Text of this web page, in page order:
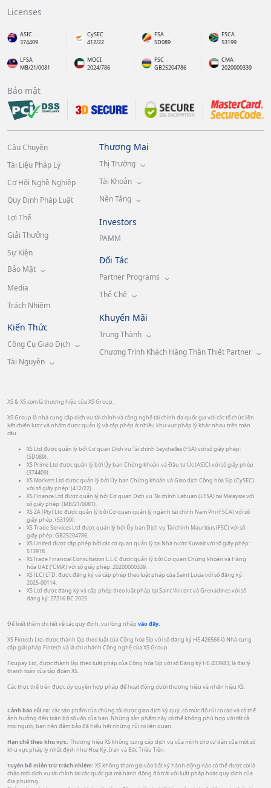
Licenses
ASIC
374409
CySEC
412/22
FSA
SD089
FSCA
53199
LFSA
MB/21/0081
MOCI
2024/786
FSC
GB25204786
CMA
2020000339
Bảo mật
Câu Chuyện
Tài Liệu Pháp Lý
Cơ Hội Nghề Nghiệp
Quy Định Pháp Luật
Lợi Thế
Giải Thưởng
Sự Kiện
Bảo Mật
Media
Trách Nhiệm
Kiến Thức
Công Cụ Giao Dịch
Tài Nguyên
Thương Mại
Thị Trường
Tài Khoản
Nền Tảng
Investors
PAMM
Đối Tác
Partner Programs
Thể Chế
Khuyến Mãi
Trung Thành
Chương Trình Khách Hàng Thân Thiết Partner
XS & XS.com là thương hiệu của XS Group.
XS Group là nhà cung cấp dịch vụ tài chính và công nghệ tài chính đa quốc gia với các tổ chức liên
kết chiến lược và nhóm được quản lý và cấp phép ở nhiều khu vực pháp lý khác nhau trên toàn
cầu.
XS Ltd được quản lý bởi Cơ quan Dịch vụ Tài chính Seychelles (FSA) với số giấy phép:
(SD089).
XS Prime Ltd được quản lý bởi Ủy ban Chứng khoán và Đầu tư Úc (ASIC) với số giấy phép:
(374409).
XS Markets Ltd được quản lý bởi Ủy ban Chứng khoán và Giao dịch Cộng hòa Síp (CySEC)
với số giấy phép: (412/22).
XS Finance Ltd được quản lý bởi Cơ quan Dịch vụ Tài chính Labuan (LFSA) tại Malaysia với
số giấy phép: (MB/21/0081).
XS ZA (Pty) Ltd được quản lý bởi Cơ quan quản lý ngành tài chính Nam Phi (FSCA) với số
giấy phép: (53199).
XS Trade Services Ltd được quản lý bởi Ủy ban Dịch vụ Tài chính Mauritius (FSC) với số
giấy phép: GB25204786.
XS United được cấp phép bởi các cơ quan quản lý tại Nhà nước Kuwait với số giấy phép:
513918.
XSTrade Financial Consultation L.L.C được quản lý bởi Cơ quan Chứng khoán và Hàng
hóa UAE (‘CMA’) với số giấy phép: 20200000339.
XS (LC) LTD. được đăng ký và cấp phép theo luật pháp của Saint Lucia với số đăng ký:
2025-00114.
XS Ltd được đăng ký và cấp phép theo luật pháp tại Saint Vincent và Grenadines với số
đăng ký: 27216 BC 2025.
Để biết thêm chi tiết về các quy định, vui lòng nhấp vào đây.
XS Fintech Ltd, được thành lập theo luật của Cộng hòa Síp với số đăng ký HE 426566 là Nhà cung
cấp giải pháp Fintech và là chi nhánh Công nghệ của XS Group.
Ficupay Ltd, được thành lập theo luật pháp của Cộng hòa Síp với số Đăng ký HE 433983, là đại lý
thanh toán của tập đoàn XS.
Các thực thể trên được ủy quyền hợp pháp để hoạt động dưới thương hiệu và nhãn hiệu XS.
Cảnh báo rủi ro: các sản phẩm của chúng tôi được giao dịch ký quỹ, có mức độ rủi ro cao và có thể
ảnh hưởng đến toàn bộ số vốn của bạn. Những sản phẩm này có thể không phù hợp với tất cả
mọi người, bạn nên đảm bảo đã hiểu hết những rủi ro liên quan.
Hạn chế theo khu vực: Thương hiệu XS không cung cấp dịch vụ của mình cho cư dân của một số
khu vực pháp lý nhất định như Hoa Kỳ, Iran và Bắc Triều Tiên.
Tuyên bố miễn trừ trách nhiệm: XS không tham gia vào bất kỳ hành động nào có thể được coi là
chào mời dịch vụ tài chính tại các quốc gia mà hành động đó trái với luật pháp hoặc quy định của
địa phương.